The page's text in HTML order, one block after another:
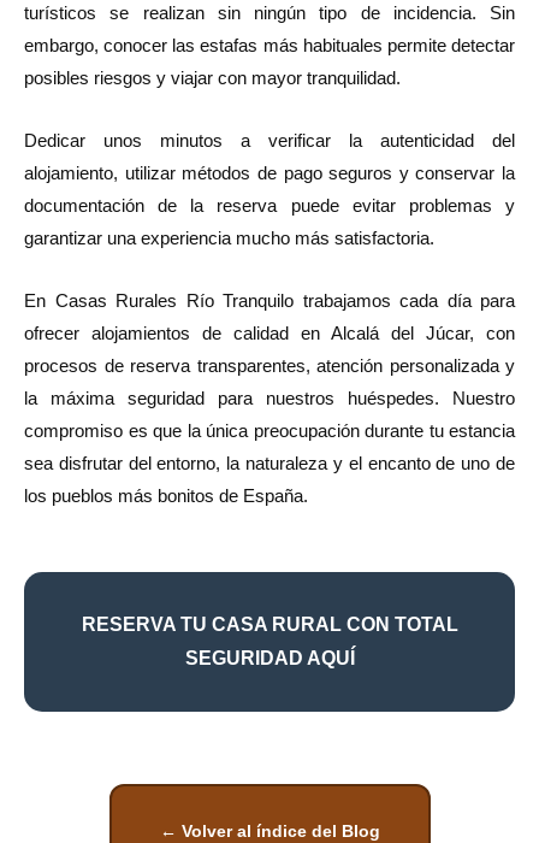
turísticos se realizan sin ningún tipo de incidencia. Sin
embargo, conocer las estafas más habituales permite detectar
posibles riesgos y viajar con mayor tranquilidad.
Dedicar unos minutos a verificar la autenticidad del
alojamiento, utilizar métodos de pago seguros y conservar la
documentación de la reserva puede evitar problemas y
garantizar una experiencia mucho más satisfactoria.
En Casas Rurales Río Tranquilo trabajamos cada día para
ofrecer alojamientos de calidad en Alcalá del Júcar, con
procesos de reserva transparentes, atención personalizada y
la máxima seguridad para nuestros huéspedes. Nuestro
compromiso es que la única preocupación durante tu estancia
sea disfrutar del entorno, la naturaleza y el encanto de uno de
los pueblos más bonitos de España.
RESERVA TU CASA RURAL CON TOTAL
SEGURIDAD AQUÍ
← Volver al índice del Blog